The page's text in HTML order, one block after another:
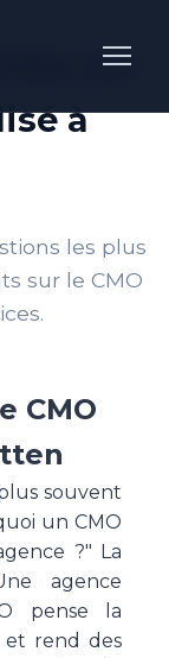
sur
à
les plus
sur le CMO
CMO
souvent
un CMO
?" La
agence
pense la
et rend des